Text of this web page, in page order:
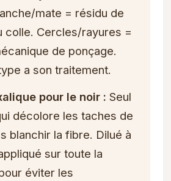
mate = résidu de
colle. Cercles/rayures =
de ponçage.
a son traitement.
pour le noir : Seul
décolore les taches de
blanchir la fibre. Dilué à
sur toute la
éviter les